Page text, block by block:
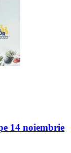
14 noiembrie